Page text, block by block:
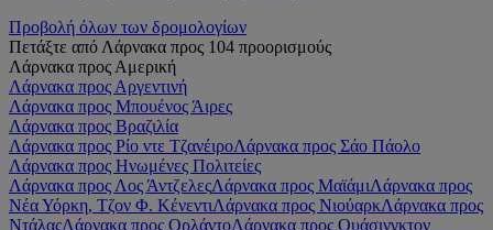
Προβολή όλων των δρομολογίων
Πετάξτε από Λάρνακα προς 104 προορισμούς
Λάρνακα προς Αμερική
Λάρνακα προς Αργεντινή
Λάρνακα προς Μπουένος Άιρες
Λάρνακα προς Βραζιλία
Λάρνακα προς Ρίο ντε ΤζανέιροΛάρνακα προς Σάο Πάολο
Λάρνακα προς Ηνωμένες Πολιτείες
Λάρνακα προς Λος ΆντζελεςΛάρνακα προς ΜαϊάμιΛάρνακα προς
Νέα Υόρκη, Τζον Φ. ΚένεντιΛάρνακα προς ΝιούαρκΛάρνακα προς
ΝτάλαςΛάρνακα προς ΟρλάντοΛάρνακα προς Ουάσινγκτον